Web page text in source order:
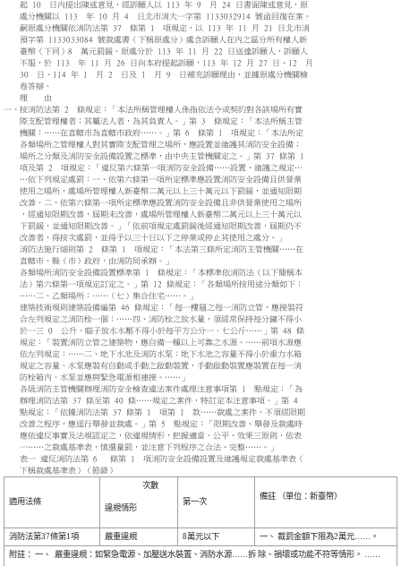
起 10 日內提出陳述意見，經訴願人以 113 年 9 月 24 日書面陳述意見，原
處分機關以 113 年 10 月 4 日北市消大一字第 1133032914 號函回復在案。
嗣原處分機關依消防法第 37 條第 1 項規定，以 113 年 11 月 21 日北市消
預字第 1133033084 號裁處書（下稱原處分）處含訴願人在內之區分所有權人新
臺幣（下同）8 萬元罰鍰。原處分於 113 年 11 月 22 日送達訴願人，訴願人
不服，於 113 年 11 月 26 日向本府提起訴願，113 年 12 月 27 日、12 月
30 日、114 年 1 月 2 日及 1 月 9 日補充訴願理由，並據原處分機關檢
卷答辯。
理 由
一、按消防法第 2 條規定：「本法所稱管理權人係指依法令或契約對各該場所有實
際支配管理權者；其屬法人者，為其負責人。」第 3 條規定：「本法所稱主管
機關︰……在直轄巿為直轄巿政府……。」第 6 條第 1 項規定：「本法所定
各類場所之管理權人對其實際支配管理之場所，應設置並維護其消防安全設備；
場所之分類及消防安全設備設置之標準，由中央主管機關定之。」第 37 條第 1
項及第 2 項規定：「違反第六條第一項消防安全設備……設置、維護之規定…
…依下列規定處罰：一、依第六條第一項所定標準應設置消防安全設備且供營業
使用之場所，處場所管理權人新臺幣二萬元以上三十萬元以下罰鍰，並通知限期
改善。二、依第六條第一項所定標準應設置消防安全設備且非供營業使用之場所
，經通知限期改善，屆期未改善，處場所管理權人新臺幣二萬元以上三十萬元以
下罰鍰，並通知限期改善。」「依前項規定處罰鍰後經通知限期改善，屆期仍不
改善者，得按次處罰，並得予以三十日以下之停業或停止其使用之處分。」
消防法施行細則第 2 條第 1 項規定：「本法第三條所定消防主管機關……在
直轄市、縣（市）政府，由消防局承辦。」
各類場所消防安全設備設置標準第 1 條規定：「本標準依消防法（以下簡稱本
法）第六條第一項規定訂定之。」第 12 條規定：「各類場所按用途分類如下：
……二、乙類場所：……（七）集合住宅……。」
建築技術規則建築設備編第 46 條規定：「每一樓層之每一消防立管，應接裝符
合左列規定之消防栓一個：……四、消防栓之放水量，須經常保持每分鐘不得小
於一三 0 公升。瞄子放水水壓不得小於每平方公分一．七公斤……」第 48 條
規定：「裝置消防立管之建築物，應自備一種以上可靠之水源。……前項水源應
依左列規定：……二、地下水池及消防水泵：地下水池之容量不得小於重力水箱
規定之容量。水泵應裝有自動或手動之啟動裝置，手動啟動裝置應裝置在每一消
防栓箱內。水泵並應與緊急電源相連接。……」
各級消防主管機關辦理消防安全檢查違法案件處理注意事項第 1 點規定：「為
辦理消防法第 37 條至第 40 條……規定之案件，特訂定本注意事項。」第 4
點規定：「依據消防法第 37 條第 1 項第 1 款……裁處之案件，不須經限期
改善之程序，應逕行舉發並裁處。」第 5 點規定：「限期改善、舉發及裁處時
應依違反事實及法規認定之，依違規情形，把握適當、公平、效果三原則，依表
一……之裁處基準表，慎選量罰，並注意下列程序之合法、完整……。」
表一 違反消防法第 6 條第 1 項消防安全設備設置及維護規定裁處基準表（
下稱裁處基準表）（節錄）
適用法條
次數
違規情形
第一次
備註 （單位：新臺幣）
消防法第37條第1項 嚴重違規 8萬元以下
一、 裁罰金額下限為2萬元……。
附註： 一、 嚴重違規：如緊急電源、加壓送水裝置、消防水源……拆 除、損壞或功能不符等情形。 ……